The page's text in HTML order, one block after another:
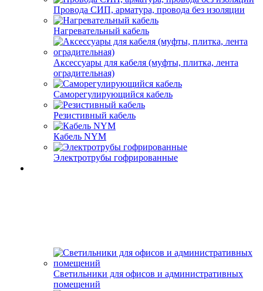
Провода СИП, арматура, провода без изоляции
Нагревательный кабель
Аксессуары для кабеля (муфты, плитка, лента
оградительная)
Саморегулирующийся кабель
Резистивный кабель
Кабель NYM
Электротрубы гофрированные
Светильники для офисов и административных
помещений